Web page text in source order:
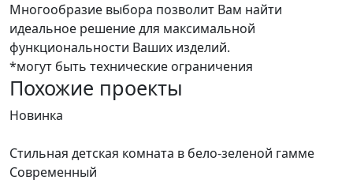
Многообразие выбора позволит Вам найти
идеальное решение для максимальной
функциональности Ваших изделий.
*могут быть технические ограничения
Похожие проекты
Новинка
Стильная детская комната в бело-зеленой гамме
Современный